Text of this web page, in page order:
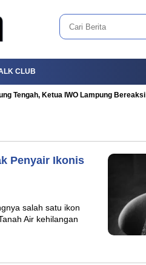
CLUB
Tengah, Ketua IWO Lampung Bereaksi
Penyair Ikonis
salah satu ikon
Air kehilangan